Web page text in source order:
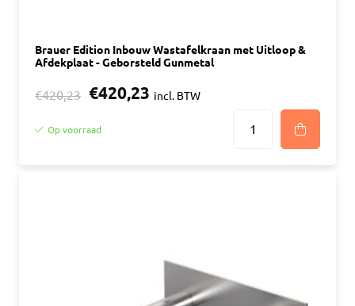
Brauer Edition Inbouw Wastafelkraan met Uitloop &
Afdekplaat - Geborsteld Gunmetal
€420,23 €420,23 incl. BTW
Op voorraad